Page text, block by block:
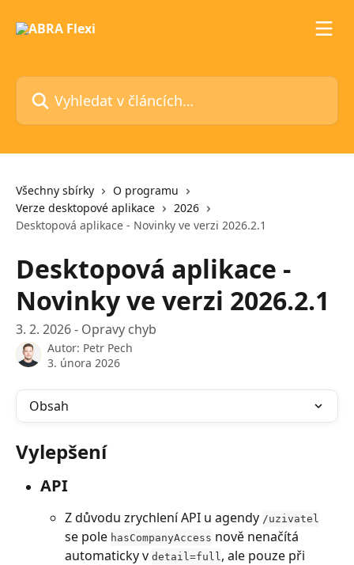
Vyhledat v článcích…
Všechny sbírky
O programu
Verze desktopové aplikace
2026
Desktopová aplikace - Novinky ve verzi 2026.2.1
Desktopová aplikace -
Novinky ve verzi 2026.2.1
3. 2. 2026 - Opravy chyb
Autor: Petr Pech
3. února 2026
Obsah
Vylepšení
API
Z důvodu zrychlení API u agendy /uzivatel
se pole hasCompanyAccess nově nenačítá
automaticky v detail=full, ale pouze při